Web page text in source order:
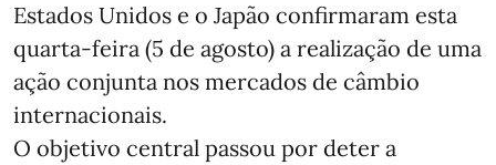
Estados Unidos e o Japão confirmaram esta
quarta-feira (5 de agosto) a realização de uma
ação conjunta nos mercados de câmbio
internacionais.
O objetivo central passou por deter a